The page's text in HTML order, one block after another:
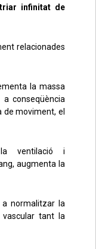
infinitat de
relacionades
la massa
conseqüència
de moviment, el
ventilació i
augmenta la
normalitzar la
tant la